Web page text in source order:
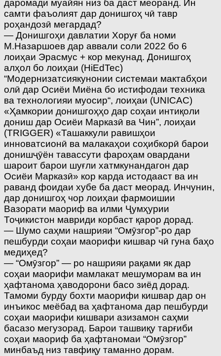
даромади муайян низ ба даст меоранд. Ин
самти фаъолият дар донишгоҳ чӣ тавр
роҳандозӣ мегардад?
— Донишгоҳи давлатии Хоруғ ба номи
М.Назаршоев дар аввали соли 2022 бо 6
лоиҳаи Эрасмус + кор мекунад. Донишгоҳ
алҳол бо лоиҳаи (HiEdTec)
“Модернизатсиякунонии системаи мактабҳои
олӣ дар Осиёи Миёна бо истифодаи техника
ва технологияи муосир“, лоиҳаи (UNICAC)
«Ҳамкории донишгоҳҳо дар соҳаи интиқоли
дониш дар Осиёи Марказӣ ва Чин”, лоиҳаи
(TRIGGER) «Ташаккули равишҳои
инноватсионӣ ва малакаҳои соҳибкорӣ барои
донишҷӯён тавассути фароҳам овардани
шароит барои шуғли хатмкунандагон дар
Осиёи Марказӣ» кор карда истодааст ва ин
раванд фоидаи хубе ба даст меорад. Инчунин,
дар донишгоҳ чор лоиҳаи фармоишии
Вазорати маориф ва илми Ҷумҳурии
Тоҷикистон мавриди корбаст қарор дорад.
— Шумо саҳми нашрияи “Омӯзгор”-ро дар
пешбурди соҳаи маорифи кишвар чӣ гуна баҳо
медиҳед?
— “Омӯзгор” — ро нашрияи рақами як дар
соҳаи маорифи мамлакат мешуморам ва ин
ҳафтанома ҳаводорони басо зиёд дорад.
Тамоми бурду бохти маорифи кишвар дар он
инъикос меёбад ва ҳафтанома дар пешбурди
соҳаи маорифи кишвари азизамон саҳми
басазо мегузорад. Барои ташвиқу тарғиби
соҳаи маориф ба ҳафтаномаи “Омӯзгор”
минбаъд низ тавфиқу таманно дорам.